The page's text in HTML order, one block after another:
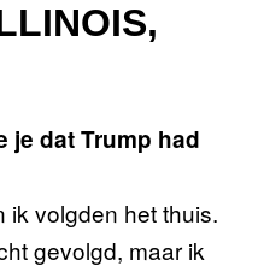
je dat Trump had
ik volgden het thuis.
gevolgd, maar ik